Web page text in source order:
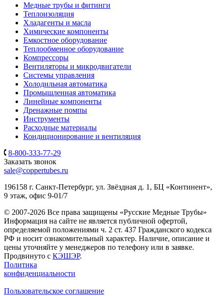
Медные трубы и фитинги
Теплоизоляция
Хладагенты и масла
Химические компоненты
Емкостное оборудование
Теплообменное оборудование
Компрессоры
Вентиляторы и микродвигатели
Системы управления
Холодильная автоматика
Промышленная автоматика
Линейные компоненты
Дренажные помпы
Инструменты
Расходные материалы
Кондиционирование и вентиляция
8-800-333-77-29
Заказать звонок
sale@coppertubes.ru
196158 г. Санкт-Петербург, ул. Звёздная д. 1, БЦ «Континент»,
9 этаж, офис 9-01/7
© 2007-2026 Все права защищены «Русские Медные Трубы»
Информация на сайте не является публичной офертой,
определяемой положениями ч. 2 ст. 437 Гражданского кодекса
РФ и носит ознакомительный характер. Наличие, описание и
цены уточняйте у менеджеров по телефону или в заявке.
Продвинуто с КЭШЭР.
Политика
конфиденциальности
Пользовательское соглашение